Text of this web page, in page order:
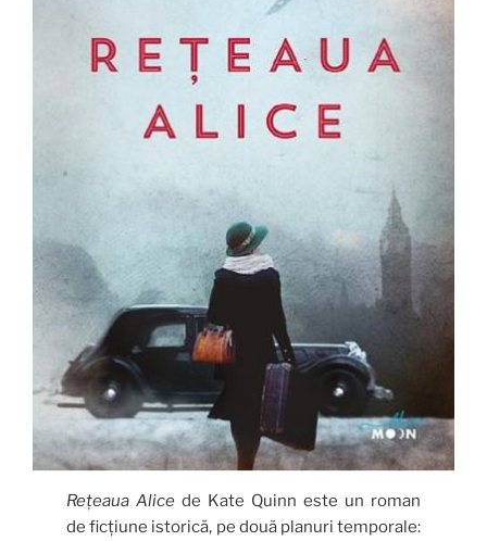
Rețeaua Alicede Kate Quinn este un roman
de ficțiune istorică, pe două planuri temporale: